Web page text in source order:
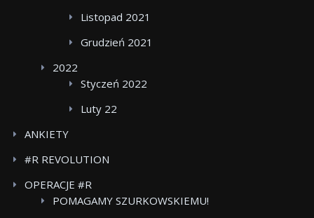
Listopad 2021
Grudzień 2021
2022
Styczeń 2022
Luty 22
ANKIETY
#R REVOLUTION
OPERACJE #R
POMAGAMY SZURKOWSKIEMU!